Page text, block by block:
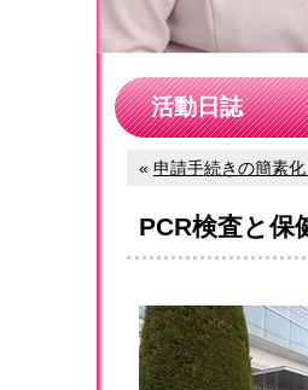
活動日誌
« 申請手続きの簡素化
PCR検査と保